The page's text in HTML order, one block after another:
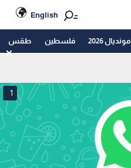
English
مونديال 2026 فلسطين طقس
1